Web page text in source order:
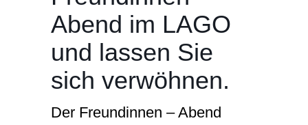
Karriere
Abend im LAGO
und lassen Sie
sich verwöhnen.
Der Freundinnen – Abend